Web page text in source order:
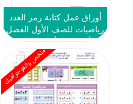
أوراق عمل كتابة رمز العدد
رياضيات للصف الأول الفصل
ملخص وانفوجرافيك